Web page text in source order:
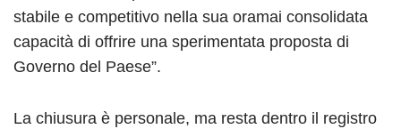
stabile e competitivo nella sua oramai consolidata
capacità di offrire una sperimentata proposta di
Governo del Paese”.
La chiusura è personale, ma resta dentro il registro